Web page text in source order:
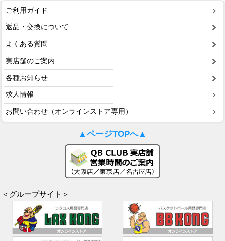
ご利用ガイド
返品・交換について
よくある質問
実店舗のご案内
各種お知らせ
求人情報
お問い合わせ（オンラインストア専用）
▲ページTOPへ▲
＜グループサイト＞